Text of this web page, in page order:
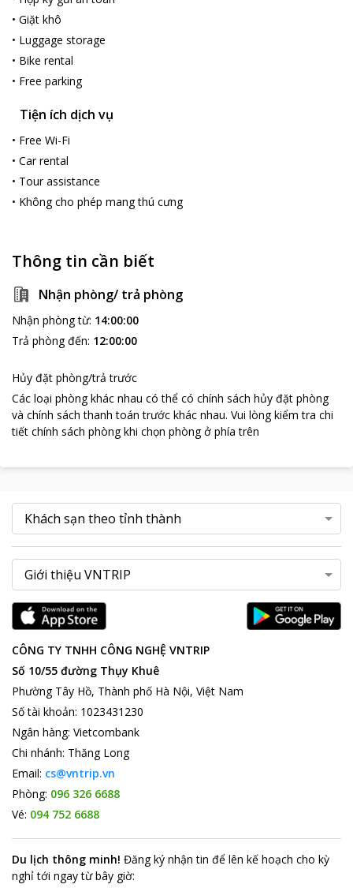
• Giặt khô
• Luggage storage
• Bike rental
• Free parking
Tiện ích dịch vụ
• Free Wi-Fi
• Car rental
• Tour assistance
• Không cho phép mang thú cưng
Thông tin cần biết
Nhận phòng/ trả phòng
Nhận phòng từ: 14:00:00
Trả phòng đến: 12:00:00
Hủy đặt phòng/trả trước
Các loại phòng khác nhau có thể có chính sách hủy đặt phòng
và chính sách thanh toán trước khác nhau. Vui lòng kiểm tra chi
tiết chính sách phòng khi chọn phòng ở phía trên
CÔNG TY TNHH CÔNG NGHỆ VNTRIP
Số 10/55 đường Thụy Khuê
Phường Tây Hồ, Thành phố Hà Nội, Việt Nam
Số tài khoản: 1023431230
Ngân hàng: Vietcombank
Chi nhánh: Thăng Long
Email: cs@vntrip.vn
Phòng: 096 326 6688
Vé: 094 752 6688
Du lịch thông minh! Đăng ký nhận tin để lên kế hoạch cho kỳ
nghỉ tới ngay từ bây giờ: